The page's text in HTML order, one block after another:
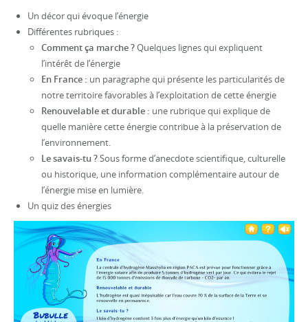
Un décor qui évoque l’énergie
Différentes rubriques :
Comment ça marche ?Quelques lignes qui expliquent
l’intérêt de l’énergie
En France : un paragraphe qui présente les particularités de
notre territoire favorables à l’exploitation de cette énergie
Renouvelable et durable : une rubrique qui explique de
quelle manière cette énergie contribue à la préservation de
l’environnement.
Le savais-tu ?Sous forme d’anecdote scientifique, culturelle
ou historique, une information complémentaire autour de
l’énergie mise en lumière.
Un quiz des énergies